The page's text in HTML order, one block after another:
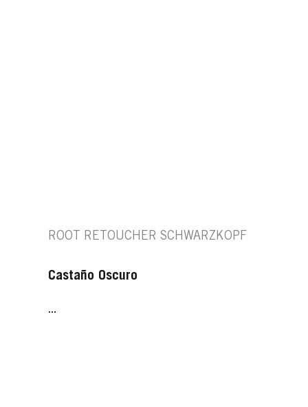
ROOT RETOUCHER SCHWARZKOPF
Castaño Oscuro
...